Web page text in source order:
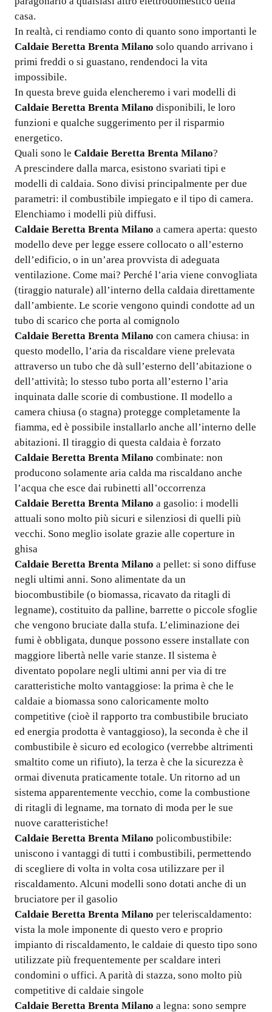
casa.
In realtà, ci rendiamo conto di quanto sono importanti le
Caldaie Beretta Brenta Milano solo quando arrivano i
primi freddi o si guastano, rendendoci la vita
impossibile.
In questa breve guida elencheremo i vari modelli di
Caldaie Beretta Brenta Milano disponibili, le loro
funzioni e qualche suggerimento per il risparmio
energetico.
Quali sono le Caldaie Beretta Brenta Milano?
A prescindere dalla marca, esistono svariati tipi e
modelli di caldaia. Sono divisi principalmente per due
parametri: il combustibile impiegato e il tipo di camera.
Elenchiamo i modelli più diffusi.
Caldaie Beretta Brenta Milano a camera aperta: questo
modello deve per legge essere collocato o all’esterno
dell’edificio, o in un’area provvista di adeguata
ventilazione. Come mai? Perché l’aria viene convogliata
(tiraggio naturale) all’interno della caldaia direttamente
dall’ambiente. Le scorie vengono quindi condotte ad un
tubo di scarico che porta al comignolo
Caldaie Beretta Brenta Milano con camera chiusa: in
questo modello, l’aria da riscaldare viene prelevata
attraverso un tubo che dà sull’esterno dell’abitazione o
dell’attività; lo stesso tubo porta all’esterno l’aria
inquinata dalle scorie di combustione. Il modello a
camera chiusa (o stagna) protegge completamente la
fiamma, ed è possibile installarlo anche all’interno delle
abitazioni. Il tiraggio di questa caldaia è forzato
Caldaie Beretta Brenta Milano combinate: non
producono solamente aria calda ma riscaldano anche
l’acqua che esce dai rubinetti all’occorrenza
Caldaie Beretta Brenta Milano a gasolio: i modelli
attuali sono molto più sicuri e silenziosi di quelli più
vecchi. Sono meglio isolate grazie alle coperture in
ghisa
Caldaie Beretta Brenta Milano a pellet: si sono diffuse
negli ultimi anni. Sono alimentate da un
biocombustibile (o biomassa, ricavato da ritagli di
legname), costituito da palline, barrette o piccole sfoglie
che vengono bruciate dalla stufa. L’eliminazione dei
fumi è obbligata, dunque possono essere installate con
maggiore libertà nelle varie stanze. Il sistema è
diventato popolare negli ultimi anni per via di tre
caratteristiche molto vantaggiose: la prima è che le
caldaie a biomassa sono caloricamente molto
competitive (cioè il rapporto tra combustibile bruciato
ed energia prodotta è vantaggioso), la seconda è che il
combustibile è sicuro ed ecologico (verrebbe altrimenti
smaltito come un rifiuto), la terza è che la sicurezza è
ormai divenuta praticamente totale. Un ritorno ad un
sistema apparentemente vecchio, come la combustione
di ritagli di legname, ma tornato di moda per le sue
nuove caratteristiche!
Caldaie Beretta Brenta Milano policombustibile:
uniscono i vantaggi di tutti i combustibili, permettendo
di scegliere di volta in volta cosa utilizzare per il
riscaldamento. Alcuni modelli sono dotati anche di un
bruciatore per il gasolio
Caldaie Beretta Brenta Milano per teleriscaldamento:
vista la mole imponente di questo vero e proprio
impianto di riscaldamento, le caldaie di questo tipo sono
utilizzate più frequentemente per scaldare interi
condomini o uffici. A parità di stazza, sono molto più
competitive di caldaie singole
Caldaie Beretta Brenta Milano a legna: sono sempre